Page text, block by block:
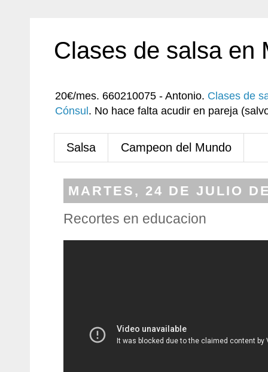
Clases de salsa en
20€/mes. 660210075 - Antonio. Clases de
Cónsul . No hace falta acudir en pareja
Salsa Campeon del Mundo
MARTES, 24 DE JULIO
Recortes en educacion